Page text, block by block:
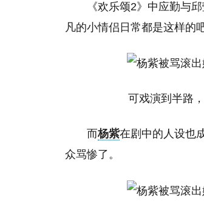
《欢乐颂2》中应勤与
凡的小情侣日常都是这样的吧
可戏演到半路，
而杨紫在剧中的人设也
众骂惨了。